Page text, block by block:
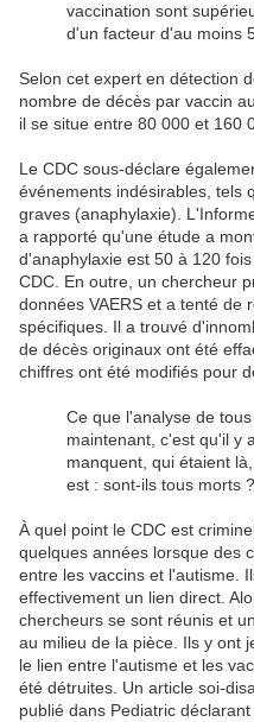
vaccination sont
d'un facteur d'au moins
Selon cet expert en détection
nombre de décès par vaccin
il se situe entre 80 000 et 160
Le CDC sous-déclare
événements indésirables, tels
graves (anaphylaxie).
a rapporté qu'une étude a
d'anaphylaxie est 50 à 120
CDC. En outre, un chercheur
données VAERS et a tenté de
spécifiques. Il a trouvé
de décès originaux ont été
chiffres ont été modifiés pour
Ce que l'analyse de
maintenant, c'est qu'il y
manquent, qui étaient
est : sont-ils tous morts ?
À quel point le CDC est
quelques années lorsque des
entre les vaccins et l'autisme.
effectivement un lien direct.
chercheurs se sont réunis et
au milieu de la pièce. Ils y ont
le lien entre l'autisme et les
été détruites. Un article soi-
publié dans Pediatric